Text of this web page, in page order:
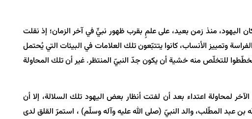
اليهود، منذ زمن بعيد، على علمٍ بقرب ظهور نبيٍّ في آخر الزمان؛ إذ نقلت
وتمييز الأنساب، كانوا يتتبّعون تلك العلامات في البيئات التي يُحتمل
للتخلّص منه خشية أن يكون جدّ النبيّ المنتظر. غير أن تلك المحاولة
لمحاولة اعتداء بعد أن لفتت أنظار بعض اليهود تلك السلالة، إلا أن
بن عبد المطّلب، والد النبيّ (صلى الله عليه وآله وسلّم) ، استمرّ القلق لدى